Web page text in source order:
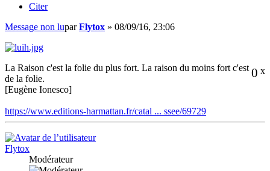
Citer
Message non luparFlytox » 08/09/16, 23:06
0 x
La Raison c'est la folie du plus fort. La raison du moins fort c'est
de la folie.
[Eugène Ionesco]
https://www.editions-harmattan.fr/catal ... ssee/69729
Flytox
Modérateur